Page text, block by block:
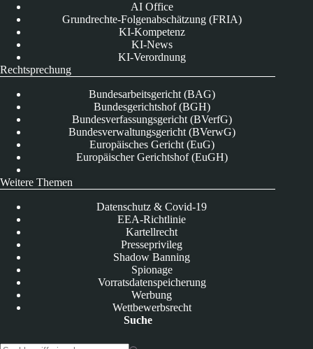
AI Office
Grundrechte-Folgenabschätzung (FRIA)
KI-Kompetenz
KI-News
KI-Verordnung
Rechtsprechung
Bundesarbeitsgericht (BAG)
Bundesgerichtshof (BGH)
Bundesverfassungsgericht (BVerfG)
Bundesverwaltungsgericht (BVerwG)
Europäisches Gericht (EuG)
Europäischer Gerichtshof (EuGH)
Weitere Themen
Datenschutz & Covid-19
EEA-Richtlinie
Kartellrecht
Presseprivileg
Shadow Banning
Spionage
Vorratsdatenspeicherung
Werbung
Wettbewerbsrecht
Suche